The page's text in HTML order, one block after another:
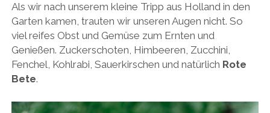
Als wir nach unserem kleine Tripp aus Holland in den
Garten kamen, trauten wir unseren Augen nicht. So
viel reifes Obst und Gemüse zum Ernten und
Genießen. Zuckerschoten, Himbeeren, Zucchini,
Fenchel, Kohlrabi, Sauerkirschen und natürlich Rote
Bete.